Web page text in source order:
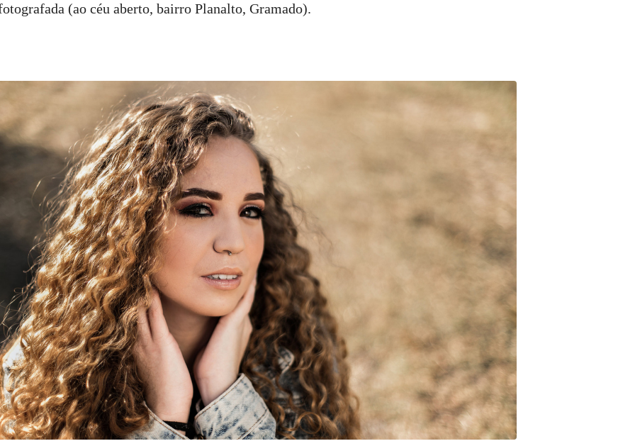
(ao céu aberto, bairro Planalto, Gramado).